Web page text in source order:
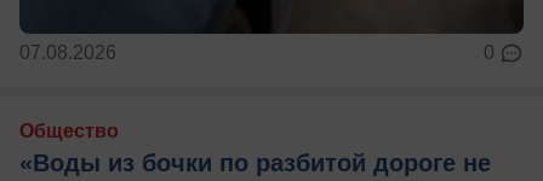
07.08.2026 0
Общество
«Воды из бочки по разбитой дороге не